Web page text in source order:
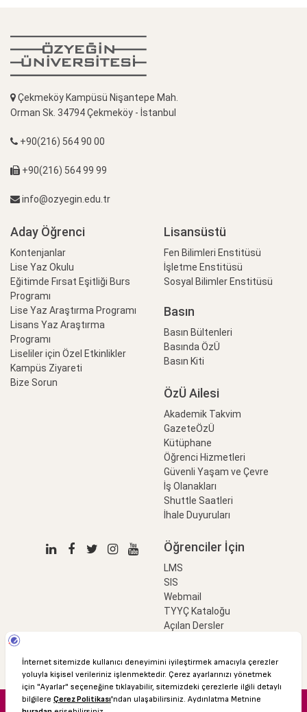
Çekmeköy Kampüsü Nişantepe Mah.
Orman Sk. 34794 Çekmeköy - İstanbul
+90(216) 564 90 00
+90(216) 564 99 99
info@ozyegin.edu.tr
Aday Öğrenci
Kontenjanlar
Lise Yaz Okulu
Eğitimde Fırsat Eşitliği Burs
Programı
Lise Yaz Araştırma Programı
Lisans Yaz Araştırma
Programı
Liseliler için Özel Etkinlikler
Kampüs Ziyareti
Bize Sorun
Lisansüstü
Fen Bilimleri Enstitüsü
İşletme Enstitüsü
Sosyal Bilimler Enstitüsü
Basın
Basın Bültenleri
Basında ÖzÜ
Basın Kiti
ÖzÜ Ailesi
Akademik Takvim
GazeteÖzÜ
Kütüphane
Öğrenci Hizmetleri
Güvenli Yaşam ve Çevre
İş Olanakları
Shuttle Saatleri
İhale Duyuruları
Öğrenciler İçin
LMS
SIS
Webmail
TYYÇ Kataloğu
Açılan Dersler
© 2016 Özyeğin Üniversitesi